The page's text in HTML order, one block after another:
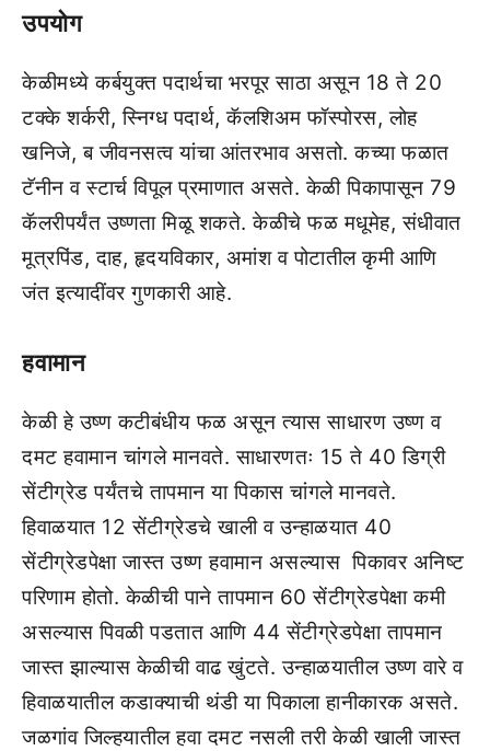
उपयोग
केळीमध्‍ये कर्बयुक्‍त पदार्थचा भरपूर साठा असून 18 ते 20
टक्‍के शर्करी, स्निग्‍ध पदार्थ, कॅलशिअम फॉस्‍पोरस, लोह
खनिजे, ब जीवनसत्‍व यांचा आंतरभाव असतो. कच्‍या फळात
टॅनीन व स्‍टार्च विपूल प्रमाणात असते. केळी पिकापासून 79
कॅलरीपर्यंत उष्‍णता मिळू शकते. केळीचे फळ मधूमेह, संधीवात
मूत्रपिंड, दाह, हृदयविकार, अमांश व पोटातील कृमी आणि
जंत इत्‍यादींवर गुणकारी आहे.
हवामान
केळी हे उष्‍ण कटीबंधीय फळ असून त्‍यास साधारण उष्‍ण व
दमट हवामान चांगले मानवते. साधारणतः 15 ते 40 डिग्री
सेंटीग्रेड पर्यंतचे तापमान या पिकास चांगले मानवते.
हिवाळयात 12 सेंटीग्रेडचे खाली व उन्‍हाळयात 40
सेंटीग्रेडपेक्षा जास्‍त उष्‍ण हवामान असल्‍यास पिकावर अनिष्‍ट
परिणाम होतो. केळीची पाने तापमान 60 सेंटीग्रेडपेक्षा कमी
असल्‍यास पिवळी पडतात आणि 44 सेंटीग्रेडपेक्षा तापमान
जास्‍त झाल्‍यास केळीची वाढ खुंटते. उन्‍हाळयातील उष्‍ण वारे व
हिवाळयातील कडाक्‍याची थंडी या पिकाला हानीकारक असते.
जळगांव जिल्‍हयातील हवा दमट नसली तरी केळी खाली जास्‍त